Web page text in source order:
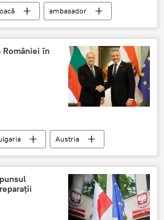
ambasador
României în
Austria